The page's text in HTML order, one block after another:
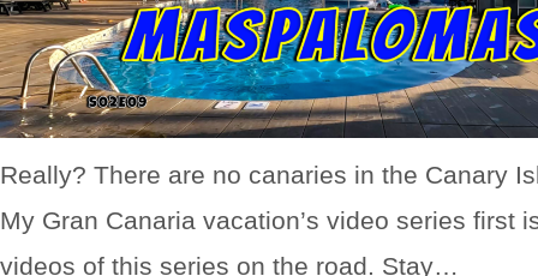
Really? There are no canaries in the Canary
My Gran Canaria vacation’s video series first
videos of this series on the road. Stay…